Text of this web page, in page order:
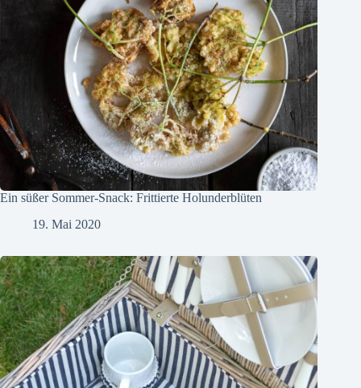
Ein süßer Sommer-Snack: Frittierte Holunderblüten
19. Mai 2020